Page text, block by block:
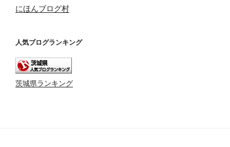
にほんブログ村
人気ブログランキング
茨城県ランキング